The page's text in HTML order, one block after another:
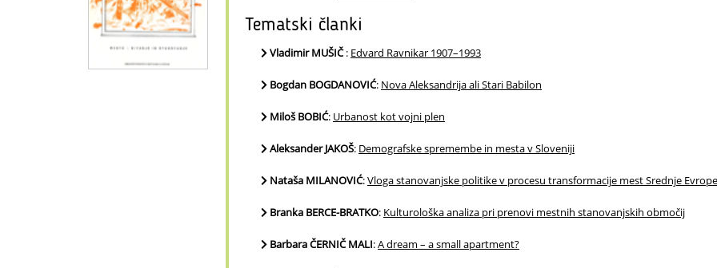
Tematski članki
Vladimir MUŠIČ: Edvard Ravnikar 1907–1993
Bogdan BOGDANOVIĆ: Nova Aleksandrija ali Stari Babilon
Miloš BOBIĆ: Urbanost kot vojni plen
Aleksander JAKOŠ: Demografske spremembe in mesta v Sloveniji
Nataša MILANOVIĆ:Vloga stanovanjske politike v procesu transformacije mest Srednje Evrope
Branka BERCE-BRATKO: Kulturološka analiza pri prenovi mestnih stanovanjskih območij
Barbara ČERNIČ MALI:A dream – a small apartment?